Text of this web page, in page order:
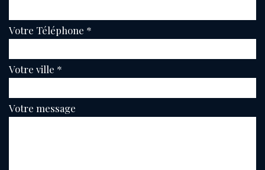
Votre Téléphone *
Votre ville *
Votre message